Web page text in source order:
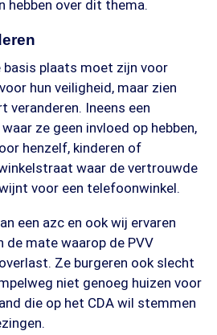
hebben over dit thema.
basis plaats moet zijn voor
hun veiligheid, maar zien
veranderen. Ineens een
ze geen invloed op hebben,
henzelf, kinderen of
waar de vertrouwde
voor een telefoonwinkel.
een azc en ook wij ervaren
de mate waarop de PVV
Ze burgeren ook slecht
niet genoeg huizen voor
die op het CDA wil stemmen